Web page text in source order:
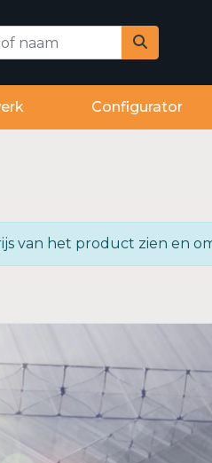
Configurator
van het product zien en